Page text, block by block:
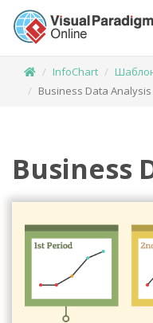
InfoChart
Business Data Analysis
Business